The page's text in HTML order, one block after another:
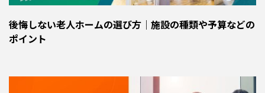
後悔しない老人ホームの選び方｜施設の種類や予算などの
ポイント